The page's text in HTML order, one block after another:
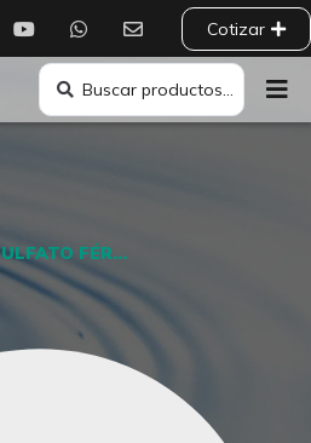
Cotizar
SULFATO FÉRRICO EN SOLUCIÓN PANTERA